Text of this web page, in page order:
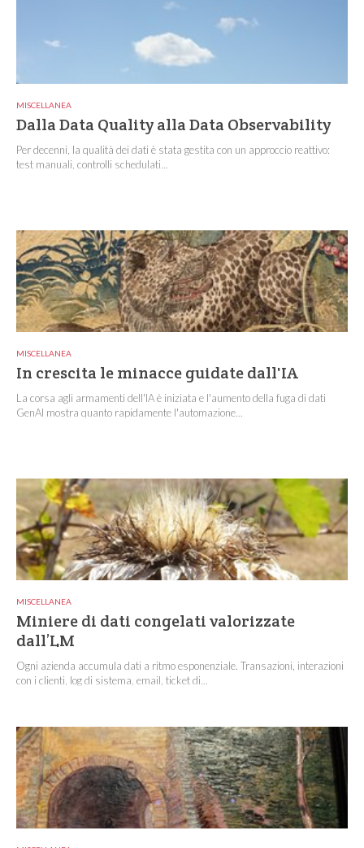
MISCELLANEA
Dalla Data Quality alla Data Observability
Per decenni, la qualità dei dati è stata gestita con un approccio reattivo:
test manuali, controlli schedulati...
MISCELLANEA
In crescita le minacce guidate dall'IA
La corsa agli armamenti dell'IA è iniziata e l'aumento della fuga di dati
GenAI mostra quanto rapidamente l'automazione...
MISCELLANEA
Miniere di dati congelati valorizzate
dall’LM
Ogni azienda accumula dati a ritmo esponenziale. Transazioni, interazioni
con i clienti, log di sistema, email, ticket di...